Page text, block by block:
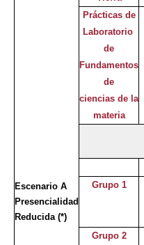
Escenario A
Presencialidad
Reducida(*)
Prácticas de
Laboratorio
de
Fundamentos
de
ciencias de la
materia
Grupo 1
Grupo 2